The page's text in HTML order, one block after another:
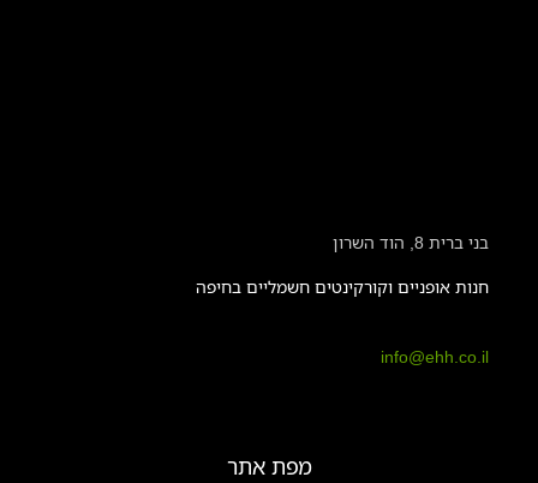
בני ברית 8, הוד השרון
חנות אופניים וקורקינטים חשמליים בחיפה
info@ehh.co.il
מפת אתר